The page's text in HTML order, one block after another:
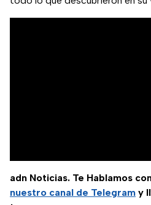
adn Noticias. Te Hablamos
nuestro canal de Telegram y